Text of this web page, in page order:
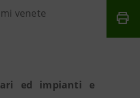
venete
ed impianti e